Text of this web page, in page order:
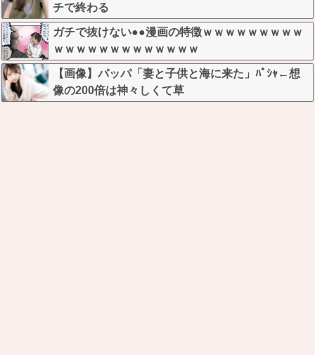
チで終わる
ガチで抜けない●●漫画の特徴ｗｗｗｗｗｗｗｗｗ
ｗｗｗｗｗｗｗｗｗｗｗｗｗ
【画像】パッパ「妻と子供と海に来た」ﾊﾟｼｬ←想
像の200倍は神々しくて草